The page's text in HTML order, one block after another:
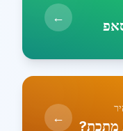
←
מתכת? ←